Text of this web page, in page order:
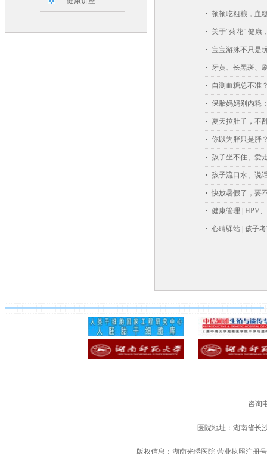
顿顿吃粗粮，血
关于“菊花” 健康
宝宝游泳不只是
牙黄、长黑斑、
自测血糖总不准
保胎妈妈别内耗
夏天拉肚子，不
你以为胖只是胖
孩子坐不住、爱
孩子流口水、说
快放暑假了，要
健康管理 | HPV
心晴驿站 | 孩子
咨询
医院地址：湖南省长
版权信息：湖南光琇医院 营业执照注